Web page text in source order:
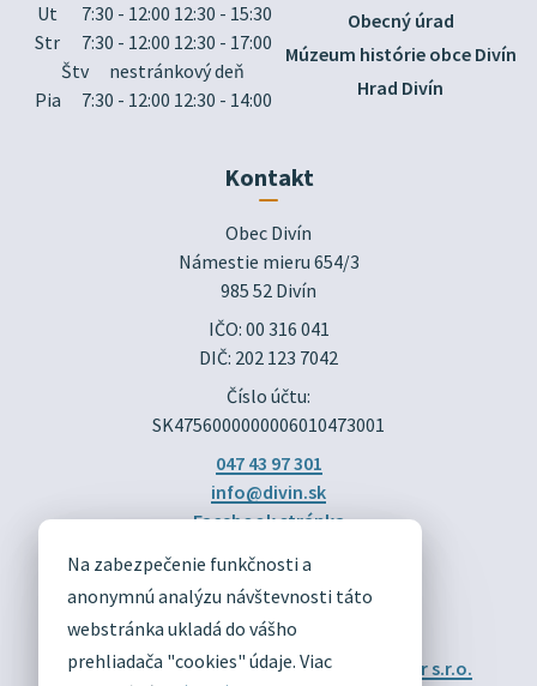
Na zabezpečenie funkčnosti a
anonymnú analýzu návštevnosti táto
webstránka ukladá do vášho
prehliadača "cookies" údaje. Viac
DIVÍN
OFICIÁLNE STRÁNKY
Technický prevádzkovateľ:Alphabet partner s.r.o.
Ut
7:30 - 12:00 12:30 - 15:30
Str
7:30 - 12:00 12:30 - 17:00
Štv
nestránkový deň
Pia
7:30 - 12:00 12:30 - 14:00
Obecný úrad
Múzeum histórie obce Divín
Hrad Divín
Kontakt
Obec Divín
Námestie mieru 654/3
985 52 Divín
IČO: 00 316 041
DIČ: 202 123 7042
Číslo účtu:
SK4756000000006010473001
047 43 97 301
info@divin.sk
Facebook stránka